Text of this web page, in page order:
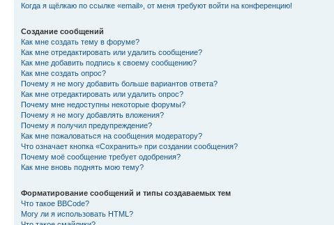
Когда я щёлкаю по ссылке «email», от меня требуют войти на конференцию!
Создание сообщений
Как мне создать тему в форуме?
Как мне отредактировать или удалить сообщение?
Как мне добавить подпись к своему сообщению?
Как мне создать опрос?
Почему я не могу добавить больше вариантов ответа?
Как мне отредактировать или удалить опрос?
Почему мне недоступны некоторые форумы?
Почему я не могу добавлять вложения?
Почему я получил предупреждение?
Как мне пожаловаться на сообщения модератору?
Что означает кнопка «Сохранить» при создании сообщения?
Почему моё сообщение требует одобрения?
Как мне вновь поднять мою тему?
Форматирование сообщений и типы создаваемых тем
Что такое BBCode?
Могу ли я использовать HTML?